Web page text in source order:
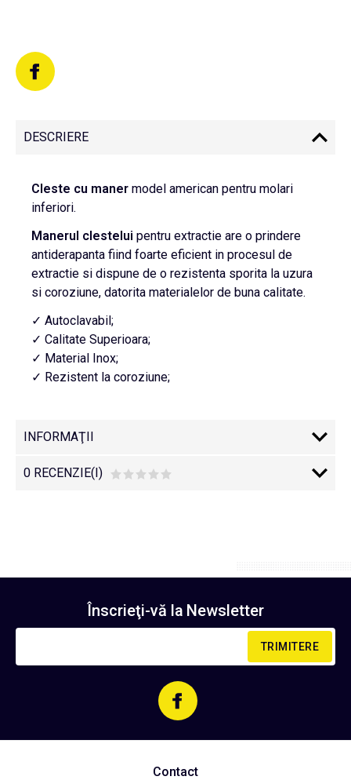
DESCRIERE
Cleste cu maner model american pentru molari
inferiori.
Manerul clestelui pentru extractie are o prindere
antiderapanta fiind foarte eficient in procesul de
extractie si dispune de o rezistenta sporita la uzura
si coroziune, datorita materialelor de buna calitate.
✓ Autoclavabil;
✓ Calitate Superioara;
✓ Material Inox;
✓ Rezistent la coroziune;
INFORMAŢII
0 RECENZIE(I)
Înscrieţi-vă la Newsletter
TRIMITERE
Contact